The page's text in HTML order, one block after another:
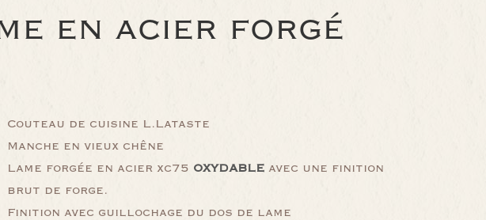
EN ACIER FORGÉ
Couteau de cuisine L.Lataste
Manche en vieux chêne
Lame forgée en acier xc75 OXYDABLEavec une finition
brut de forge.
Finition avec guillochage du dos de lame